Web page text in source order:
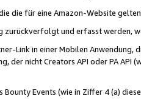
die für eine Amazon-Website
zurückverfolgt und erfasst werden,
Link in einer Mobilen Anwendung,
der nicht Creators API oder PA
Bounty Events (wie in Ziffer 4 (a)